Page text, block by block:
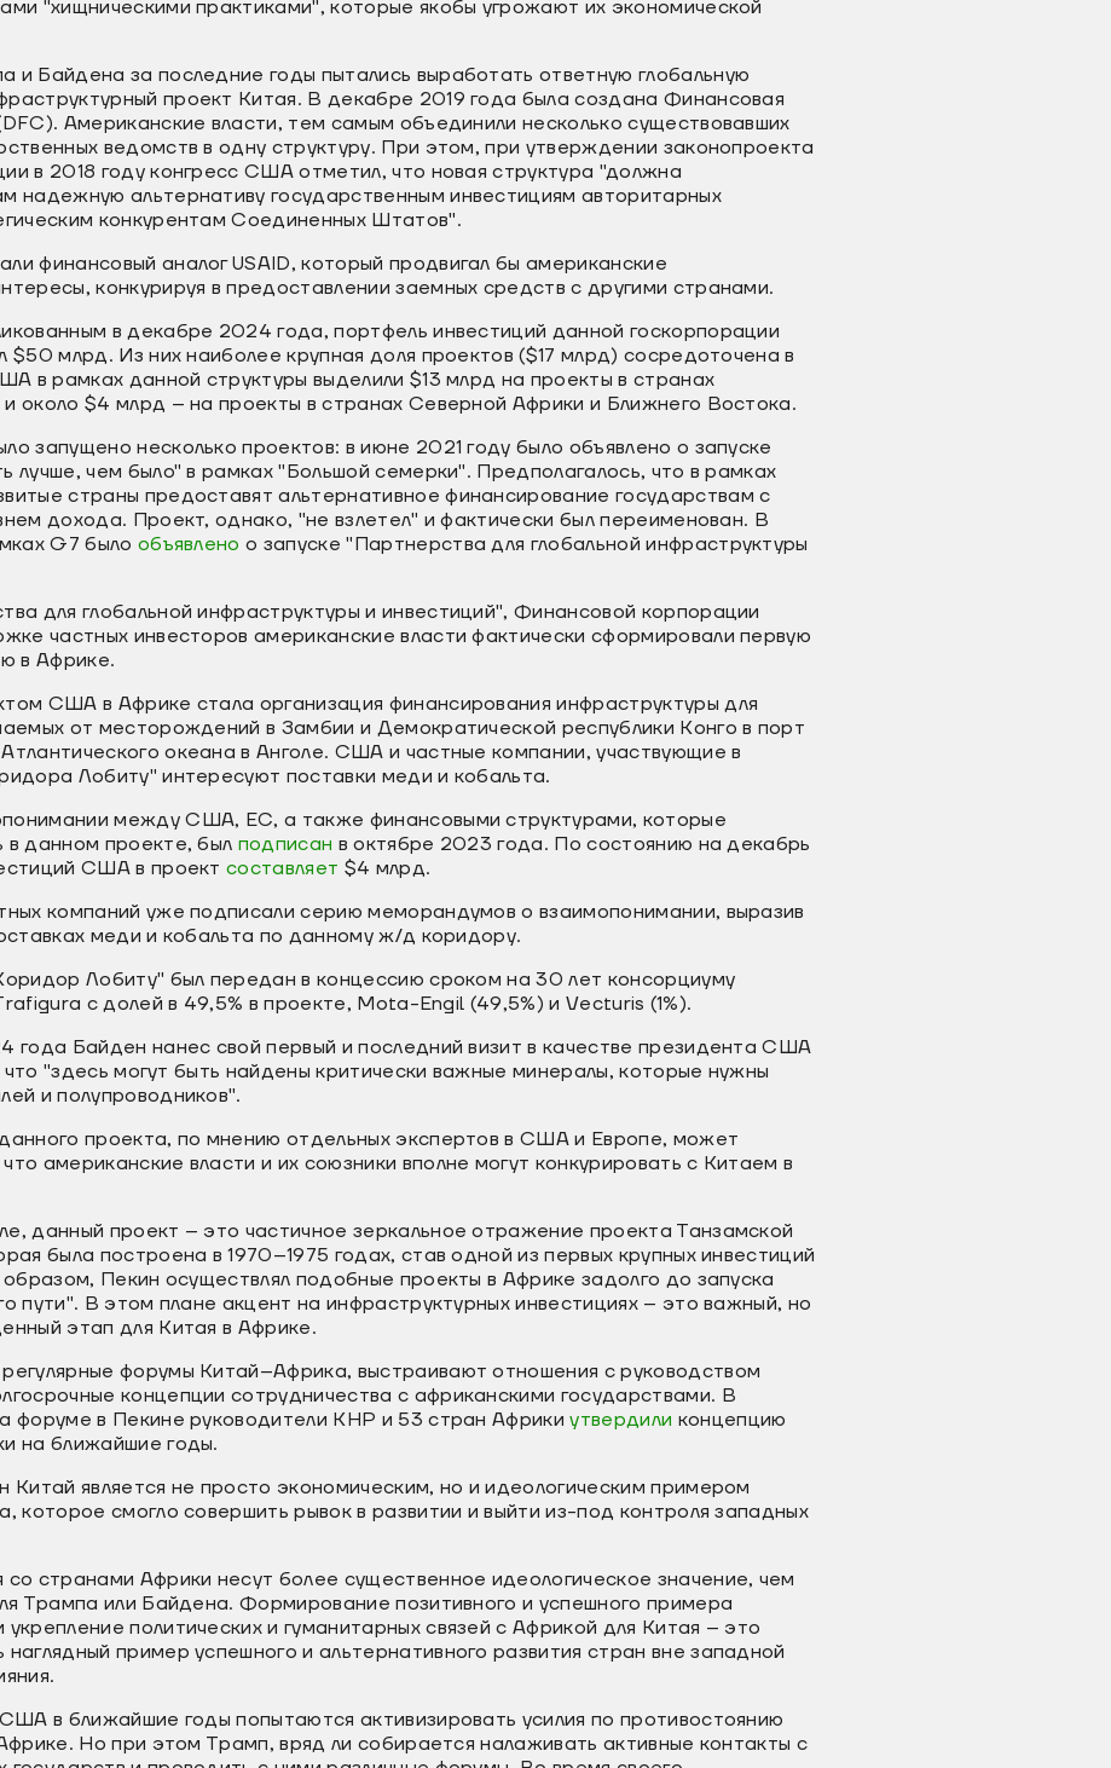
"хищническими практиками", которые якобы угрожают их экономической
и Байдена за последние годы пытались выработать ответную глобальную
проект Китая. В декабре 2019 года была создана Финансовая
Американские власти, тем самым объединили несколько существовавших
ведомств в одну структуру. При этом, при утверждении законопроекта
в 2018 году конгресс США отметил, что новая структура "должна
надежную альтернативу государственным инвестициям авторитарных
конкурентам Соединенных Штатов".
финансовый аналог USAID, который продвигал бы американские
конкурируя в предоставлении заемных средств с другими странами.
в декабре 2024 года, портфель инвестиций данной госкорпорации
млрд. Из них наиболее крупная доля проектов ($17 млрд) сосредоточена в
в рамках данной структуры выделили $13 млрд на проекты в странах
около $4 млрд – на проекты в странах Северной Африки и Ближнего Востока.
запущено несколько проектов: в июне 2021 году было объявлено о запуске
лучше, чем было" в рамках "Большой семерки". Предполагалось, что в рамках
страны предоставят альтернативное финансирование государствам с
дохода. Проект, однако, "не взлетел" и фактически был переименован. В
G7 было объявлено о запуске "Партнерства для глобальной инфраструктуры
для глобальной инфраструктуры и инвестиций", Финансовой корпорации
частных инвесторов американские власти фактически сформировали первую
в Африке.
США в Африке стала организация финансирования инфраструктуры для
от месторождений в Замбии и Демократической республики Конго в порт
океана в Анголе. США и частные компании, участвующие в
Лобиту" интересуют поставки меди и кобальта.
между США, ЕС, а также финансовыми структурами, которые
в данном проекте, был подписан в октябре 2023 года. По состоянию на декабрь
США в проектсоставляет $4 млрд.
компаний уже подписали серию меморандумов о взаимопонимании, выразив
меди и кобальта по данному ж/д коридору.
Лобиту" был передан в концессию сроком на 30 лет консорциуму
c долей в 49,5% в проекте, Mota-Engil (49,5%) и Vecturis (1%).
года Байден нанес свой первый и последний визит в качестве президента США
"здесь могут быть найдены критически важные минералы, которые нужны
и полупроводников".
проекта, по мнению отдельных экспертов в США и Европе, может
американские власти и их союзники вполне могут конкурировать с Китаем в
данный проект – это частичное зеркальное отражение проекта Танзамской
была построена в 1970–1975 годах, став одной из первых крупных инвестиций
Пекин осуществлял подобные проекты в Африке задолго до запуска
пути". В этом плане акцент на инфраструктурных инвестициях – это важный, но
этап для Китая в Африке.
форумы Китай–Африка, выстраивают отношения с руководством
концепции сотрудничества с африканскими государствами. В
форуме в Пекине руководители КНР и 53 стран Африкиутвердили концепцию
на ближайшие годы.
Китай является не просто экономическим, но и идеологическим примером
которое смогло совершить рывок в развитии и выйти из-под контроля западных
странами Африки несут более существенное идеологическое значение, чем
Трампа или Байдена. Формирование позитивного и успешного примера
политических и гуманитарных связей с Африкой для Китая – это
пример успешного и альтернативного развития стран вне западной
в ближайшие годы попытаются активизировать усилия по противостоянию
Но при этом Трамп, вряд ли собирается налаживать активные контакты с